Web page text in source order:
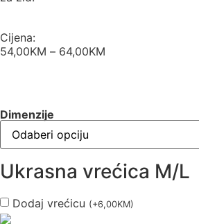
Cijena:
54,00KM – 64,00KM
Dimenzije
Ukrasna vrećica M/L
Dodaj vrećicu (+6,00KM)